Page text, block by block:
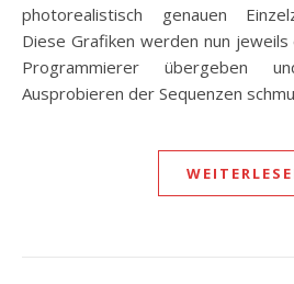
photorealistisch genauen
Diese Grafiken werden nun jeweils
Programmierer übergeben
Ausprobieren der Sequenzen